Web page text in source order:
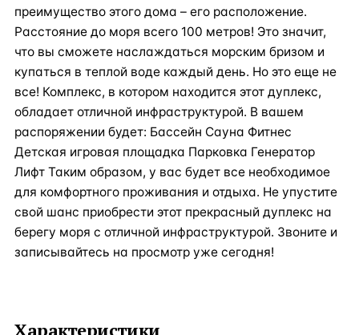
преимущество этого дома – его расположение.
Расстояние до моря всего 100 метров! Это значит,
что вы сможете наслаждаться морским бризом и
купаться в теплой воде каждый день. Но это еще не
все! Комплекс, в котором находится этот дуплекс,
обладает отличной инфраструктурой. В вашем
распоряжении будет: Бассейн Сауна Фитнес
Детская игровая площадка Парковка Генератор
Лифт Таким образом, у вас будет все необходимое
для комфортного проживания и отдыха. Не упустите
свой шанс приобрести этот прекрасный дуплекс на
берегу моря с отличной инфраструктурой. Звоните и
записывайтесь на просмотр уже сегодня!
Характеристики